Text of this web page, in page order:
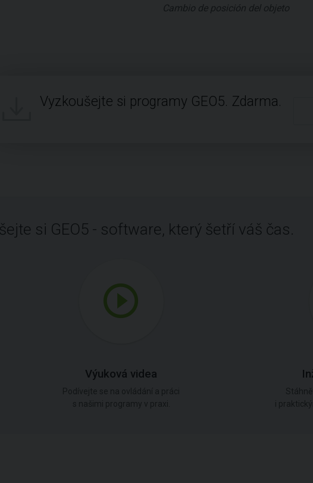
Cambio de posición del objeto
Vyzkoušejte si programy GEO5. Zdarma.
si GEO5 - software, který šetří váš čas.
Výuková videa